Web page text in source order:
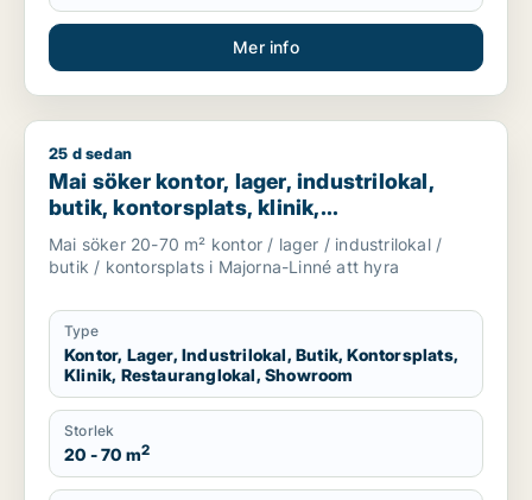
Mer info
Mai söker kontor, lager, industrilokal, butik, kontorsplats,
25 d sedan
Mai söker kontor, lager, industrilokal,
butik, kontorsplats, klinik,
restauranglokal eller showroom för
uthyrning i Majorna-Linné
Mai söker 20-70 m² kontor / lager / industrilokal /
butik / kontorsplats i Majorna-Linné att hyra
Type
Kontor, Lager, Industrilokal, Butik, Kontorsplats,
Klinik, Restauranglokal, Showroom
Storlek
20 - 70 m2